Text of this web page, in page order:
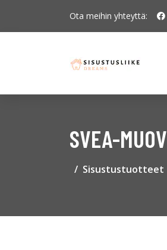
Ota meihin yhteyttä:
SVEA-
Sisustustuotteet